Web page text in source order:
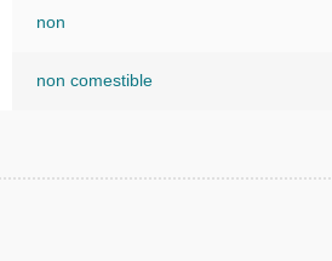
non
non comestible